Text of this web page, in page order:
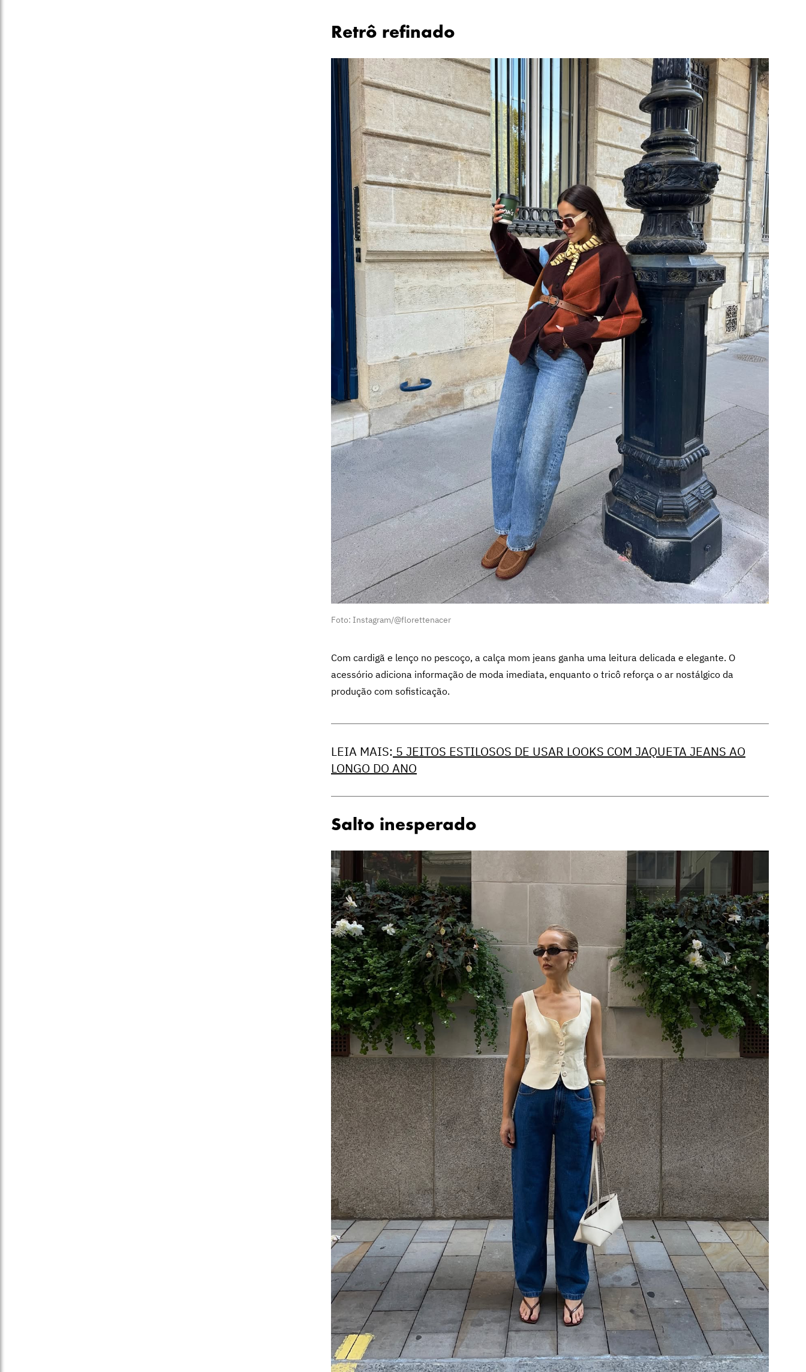
Retrô refinado
Foto: Instagram/@florettenacer
Com cardigã e lenço no pescoço, a calça mom jeans ganha uma leitura delicada e elegante. O
acessório adiciona informação de moda imediata, enquanto o tricô reforça o ar nostálgico da
produção com sofisticação.
LEIA MAIS: 5 JEITOS ESTILOSOS DE USAR LOOKS COM JAQUETA JEANS AO
LONGO DO ANO
Salto inesperado